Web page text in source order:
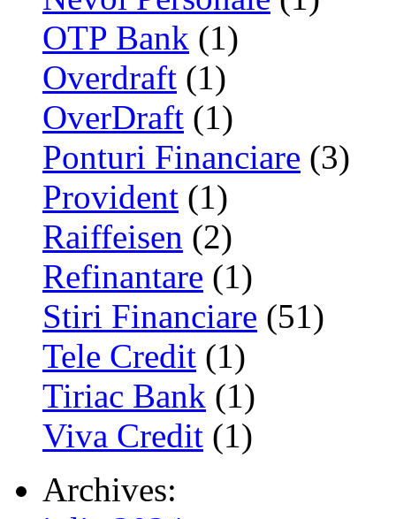
OTP Bank (1)
Overdraft (1)
OverDraft (1)
Ponturi Financiare (3)
Provident (1)
Raiffeisen (2)
Refinantare (1)
Stiri Financiare (51)
Tele Credit (1)
Tiriac Bank (1)
Viva Credit (1)
Archives: